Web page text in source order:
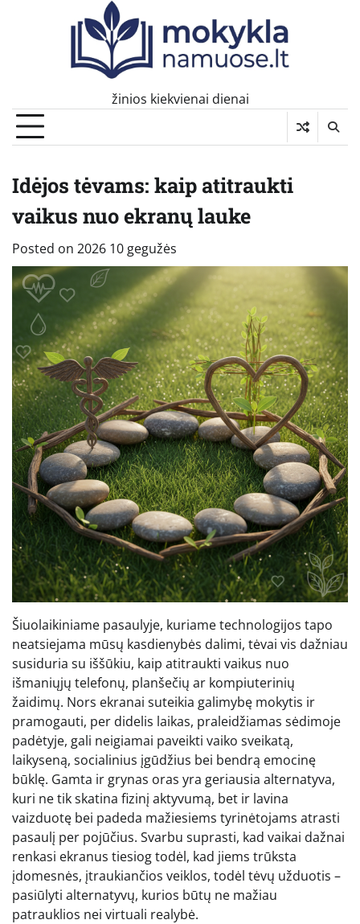
žinios kiekvienai dienai
Idėjos tėvams: kaip atitraukti
vaikus nuo ekranų lauke
Posted on 2026 10 gegužės
Šiuolaikiniame pasaulyje, kuriame technologijos tapo
neatsiejama mūsų kasdienybės dalimi, tėvai vis dažniau
susiduria su iššūkiu, kaip atitraukti vaikus nuo
išmaniųjų telefonų, planšečių ar kompiuterinių
žaidimų. Nors ekranai suteikia galimybę mokytis ir
pramogauti, per didelis laikas, praleidžiamas sėdimoje
padėtyje, gali neigiamai paveikti vaiko sveikatą,
laikyseną, socialinius įgūdžius bei bendrą emocinę
būklę. Gamta ir grynas oras yra geriausia alternatyva,
kuri ne tik skatina fizinį aktyvumą, bet ir lavina
vaizduotę bei padeda mažiesiems tyrinėtojams atrasti
pasaulį per pojūčius. Svarbu suprasti, kad vaikai dažnai
renkasi ekranus tiesiog todėl, kad jiems trūksta
įdomesnės, įtraukiančios veiklos, todėl tėvų užduotis –
pasiūlyti alternatyvų, kurios būtų ne mažiau
patrauklios nei virtuali realybė.